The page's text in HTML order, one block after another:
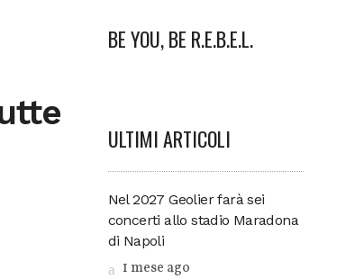
BE YOU, BE R.E.B.E.L.
ULTIMI ARTICOLI
Nel 2027 Geolier farà sei
concerti allo stadio Maradona
di Napoli
1 mese ago